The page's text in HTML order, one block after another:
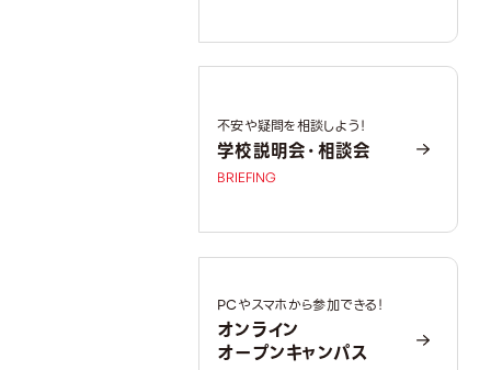
不安や疑問を相談しよう！
学校説明会・相談会
BRIEFING
PCやスマホから参加できる！
オンライン
オープンキャンパス